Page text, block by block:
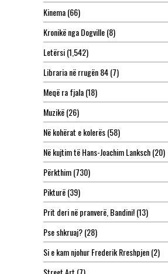
Kinema(66)
Kronikë nga Dogville(8)
Letërsi(1,542)
Libraria në rrugën 84(7)
Meqë ra fjala(18)
Muzikë(26)
Në kohërat e kolerës(58)
Në kujtim të Hans-Joachim Lanksch(20)
Përkthim(730)
Pikturë(39)
Prit deri në pranverë, Bandini!(13)
Pse shkruaj?(28)
Si e kam njohur Frederik Rreshpjen(2)